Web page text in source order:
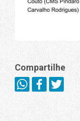
Compartilhe